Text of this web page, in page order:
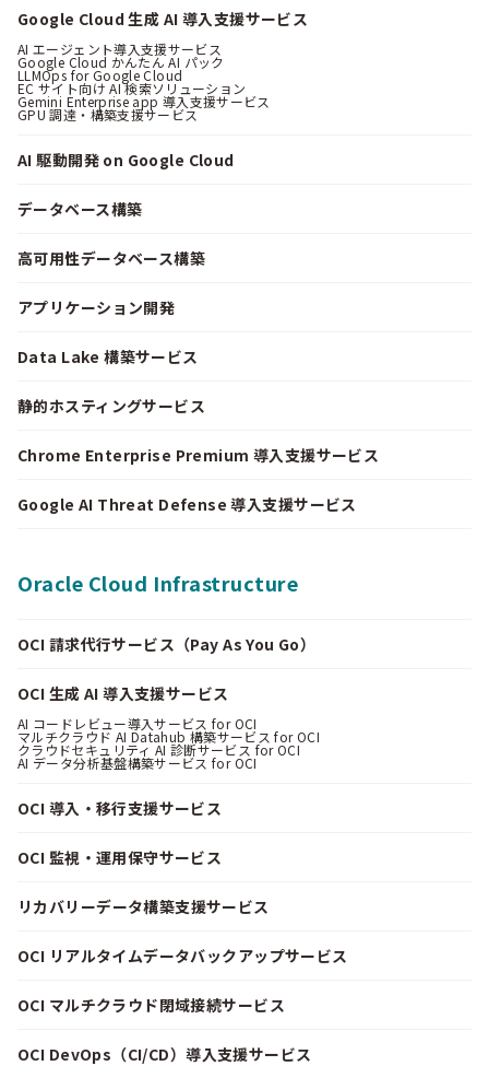
Google Cloud 生成 AI 導入支援サービス
AI エージェント導入支援サービス
Google Cloud かんたん AI パック
LLMOps for Google Cloud
EC サイト向け AI 検索ソリューション
Gemini Enterprise app 導入支援サービス
GPU 調達・構築支援サービス
AI 駆動開発 on Google Cloud
データベース構築
高可用性データベース構築
アプリケーション開発
Data Lake 構築サービス
静的ホスティングサービス
Chrome Enterprise Premium 導入支援サービス
Google AI Threat Defense 導入支援サービス
Oracle Cloud Infrastructure
OCI 請求代行サービス（Pay As You Go）
OCI 生成 AI 導入支援サービス
AI コードレビュー導入サービス for OCI
マルチクラウド AI Datahub 構築サービス for OCI
クラウドセキュリティ AI 診断サービス for OCI
AI データ分析基盤構築サービス for OCI
OCI 導入・移行支援サービス
OCI 監視・運用保守サービス
リカバリーデータ構築支援サービス
OCI リアルタイムデータバックアップサービス
OCI マルチクラウド閉域接続サービス
OCI DevOps（CI/CD）導入支援サービス